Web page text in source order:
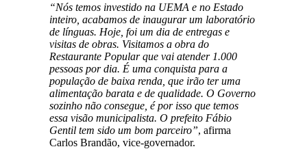
“Nós temos investido na UEMA e no Estado
inteiro, acabamos de inaugurar um laboratório
de línguas. Hoje, foi um dia de entregas e
visitas de obras. Visitamos a obra do
Restaurante Popular que vai atender 1.000
pessoas por dia. É uma conquista para a
população de baixa renda, que irão ter uma
alimentação barata e de qualidade. O Governo
sozinho não consegue, é por isso que temos
essa visão municipalista. O prefeito Fábio
Gentil tem sido um bom parceiro”, afirma
Carlos Brandão, vice-governador.